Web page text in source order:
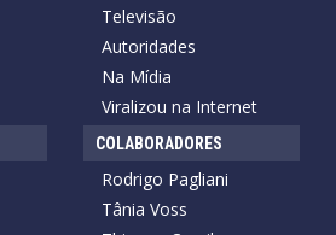
Televisão
Autoridades
Na Mídia
Viralizou na Internet
COLABORADORES
Rodrigo Pagliani
Tânia Voss